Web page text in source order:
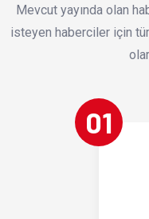
Mevcut yayında olan
isteyen haberciler için
01